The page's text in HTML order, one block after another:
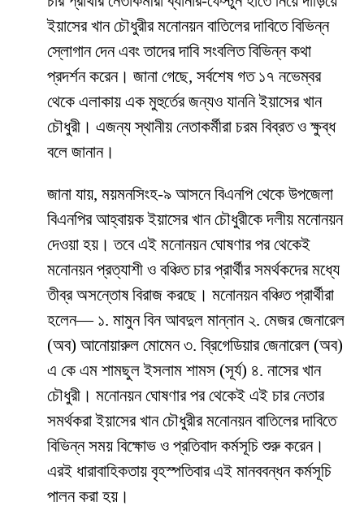
ইয়াসের খান চৌধুরীর মনোনয়ন বাতিলের দাবিতে বিভিন্ন
স্লোগান দেন এবং তাদের দাবি সংবলিত বিভিন্ন কথা
প্রদর্শন করেন। জানা গেছে, সর্বশেষ গত ১৭ নভেম্বর
থেকে এলাকায় এক মুহুর্তের জন্যও যাননি ইয়াসের খান
চৌধুরী। এজন্য স্থানীয় নেতাকর্মীরা চরম বিব্রত ও ক্ষুব্ধ
বলে জানান।
জানা যায়, ময়মনসিংহ-৯ আসনে বিএনপি থেকে উপজেলা
বিএনপির আহ্বায়ক ইয়াসের খান চৌধুরীকে দলীয় মনোনয়ন
দেওয়া হয়। তবে এই মনোনয়ন ঘোষণার পর থেকেই
মনোনয়ন প্রত্যাশী ও বঞ্চিত চার প্রার্থীর সমর্থকদের মধ্যে
তীব্র অসন্তোষ বিরাজ করছে। মনোনয়ন বঞ্চিত প্রার্থীরা
হলেন— ১. মামুন বিন আবদুল মান্নান ২. মেজর জেনারেল
(অব) আনোয়ারুল মোমেন ৩. ব্রিগেডিয়ার জেনারেল (অব)
এ কে এম শামছুল ইসলাম শামস (সূর্য) ৪. নাসের খান
চৌধুরী। মনোনয়ন ঘোষণার পর থেকেই এই চার নেতার
সমর্থকরা ইয়াসের খান চৌধুরীর মনোনয়ন বাতিলের দাবিতে
বিভিন্ন সময় বিক্ষোভ ও প্রতিবাদ কর্মসূচি শুরু করেন।
এরই ধারাবাহিকতায় বৃহস্পতিবার এই মানববন্ধন কর্মসূচি
পালন করা হয়।